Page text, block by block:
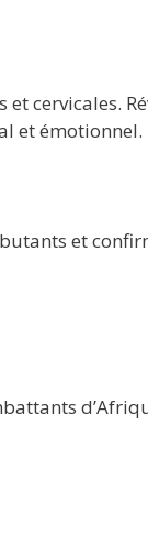
cervicales.
et émotionnel.
et